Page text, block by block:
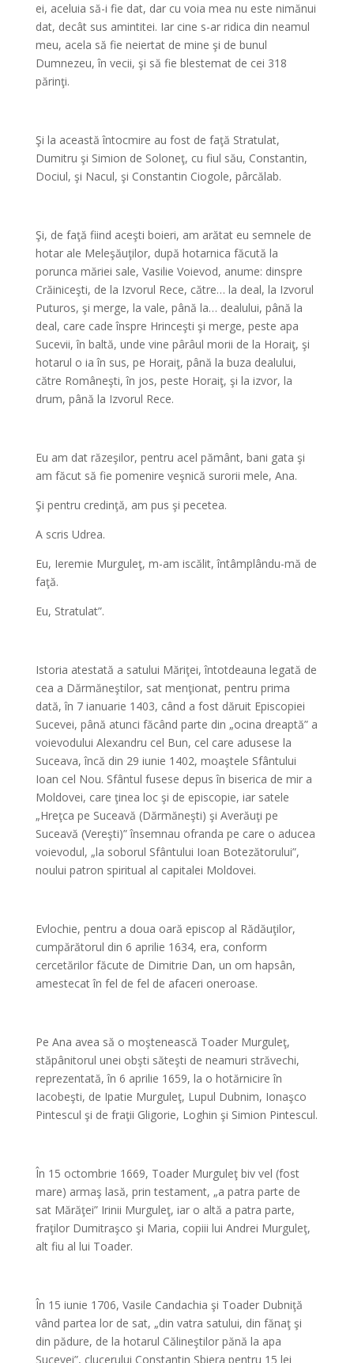
ei, aceluia să-i fie dat, dar cu voia mea nu este nimănui
dat, decât sus amintitei. Iar cine s-ar ridica din neamul
meu, acela să fie neiertat de mine şi de bunul
Dumnezeu, în vecii, şi să fie blestemat de cei 318
părinţi.
Şi la această întocmire au fost de faţă Stratulat,
Dumitru şi Simion de Soloneţ, cu fiul său, Constantin,
Dociul, şi Nacul, şi Constantin Ciogole, pârcălab.
Şi, de faţă fiind aceşti boieri, am arătat eu semnele de
hotar ale Meleşăuţilor, după hotarnica făcută la
porunca măriei sale, Vasilie Voievod, anume: dinspre
Crăiniceşti, de la Izvorul Rece, către… la deal, la Izvorul
Puturos, şi merge, la vale, până la… dealului, până la
deal, care cade înspre Hrinceşti şi merge, peste apa
Sucevii, în baltă, unde vine pârâul morii de la Horaiţ, şi
hotarul o ia în sus, pe Horaiţ, până la buza dealului,
către Româneşti, în jos, peste Horaiţ, şi la izvor, la
drum, până la Izvorul Rece.
Eu am dat răzeşilor, pentru acel pământ, bani gata şi
am făcut să fie pomenire veşnică surorii mele, Ana.
Şi pentru credinţă, am pus şi pecetea.
A scris Udrea.
Eu, Ieremie Murguleţ, m-am iscălit, întâmplându-mă de
faţă.
Eu, Stratulat”.
Istoria atestată a satului Măriţei, întotdeauna legată de
cea a Dărmăneştilor, sat menţionat, pentru prima
dată, în 7 ianuarie 1403, când a fost dăruit Episcopiei
Sucevei, până atunci făcând parte din „ocina dreaptă” a
voievodului Alexandru cel Bun, cel care adusese la
Suceava, încă din 29 iunie 1402, moaştele Sfântului
Ioan cel Nou. Sfântul fusese depus în biserica de mir a
Moldovei, care ţinea loc şi de episcopie, iar satele
„Hreţca pe Suceavă (Dărmăneşti) şi Averăuţi pe
Suceavă (Vereşti)” însemnau ofranda pe care o aducea
voievodul, „la soborul Sfântului Ioan Botezătorului”,
noului patron spiritual al capitalei Moldovei.
Evlochie, pentru a doua oară episcop al Rădăuţilor,
cumpărătorul din 6 aprilie 1634, era, conform
cercetărilor făcute de Dimitrie Dan, un om hapsân,
amestecat în fel de fel de afaceri oneroase.
Pe Ana avea să o moştenească Toader Murguleţ,
stăpânitorul unei obşti săteşti de neamuri străvechi,
reprezentată, în 6 aprilie 1659, la o hotărnicire în
Iacobeşti, de Ipatie Murguleţ, Lupul Dubnim, Ionaşco
Pintescul şi de fraţii Gligorie, Loghin şi Simion Pintescul.
În 15 octombrie 1669, Toader Murguleţ biv vel (fost
mare) armaş lasă, prin testament, „a patra parte de
sat Mărăţei” Irinii Murguleţ, iar o altă a patra parte,
fraţilor Dumitraşco şi Maria, copiii lui Andrei Murguleţ,
alt fiu al lui Toader.
În 15 iunie 1706, Vasile Candachia şi Toader Dubniţă
vând partea lor de sat, „din vatra satului, din fănaţ şi
din pădure, de la hotarul Călineştilor pănă la apa
Sucevei”, clucerului Constantin Sbiera pentru 15 lei